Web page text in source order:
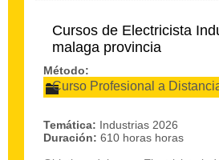
Cursos de Electricista
malaga provincia
Método:
Curso Profesional a
Temática: Industrias 2026
Duración: 610 horas horas